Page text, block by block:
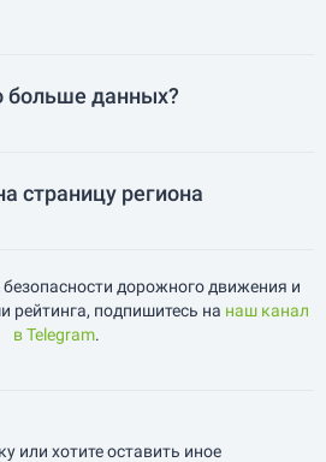
больше данных?
страницу региона
дорожного движения и
рейтинга, подпишитесь на наш канал
в Telegram.
или хотите оставить иное